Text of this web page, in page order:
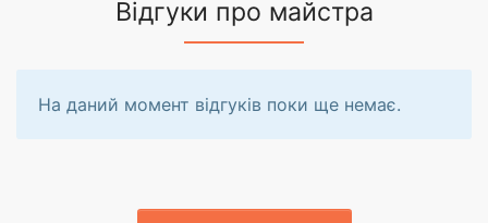
Відгуки про майстра
На даний момент відгуків поки ще немає.